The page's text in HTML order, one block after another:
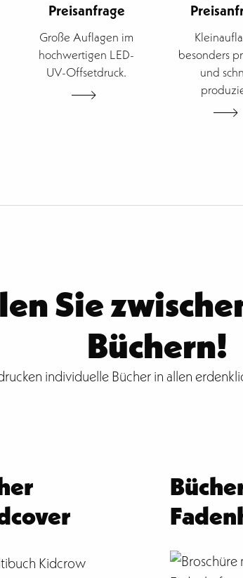
Preisanfrage
Große Auflagen im
hochwertigen LED-
UV-Offsetdruck.
besonders
und
Sie
Büchern!
individuelle Bücher in allen